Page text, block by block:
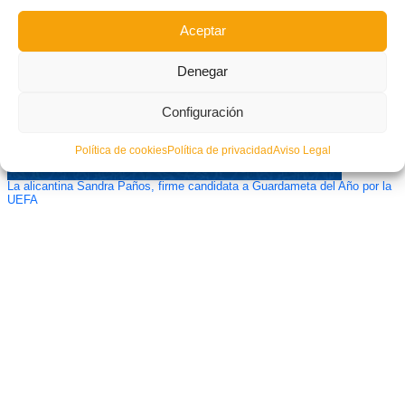
Aceptar
Denegar
Configuración
Política de cookiesPolítica de privacidadAviso Legal
La alicantina Sandra Paños, firme candidata a Guardameta del Año por la
UEFA